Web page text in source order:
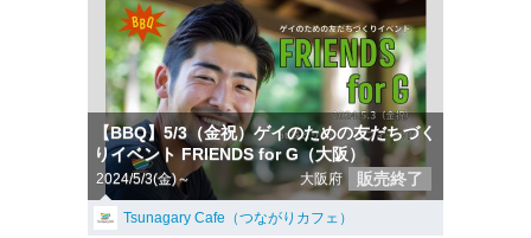
【BBQ】5/3（金祝）ゲイのための友だちづく
りイベント FRIENDS for G（大阪）
2024/5/3(金)～ 大阪府 販売終了
Tsunagary Cafe（つながりカフェ）